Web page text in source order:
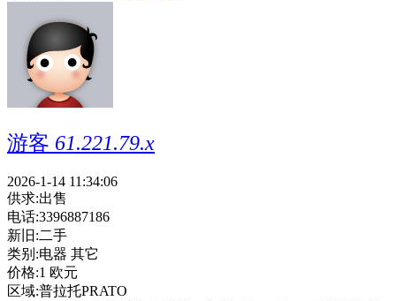
游客 61.221.79.x
2026-1-14 11:34:06
供求:出售
电话:3396887186
新旧:二手
类别:电器 其它
价格:1 欧元
区域:普拉托PRATO